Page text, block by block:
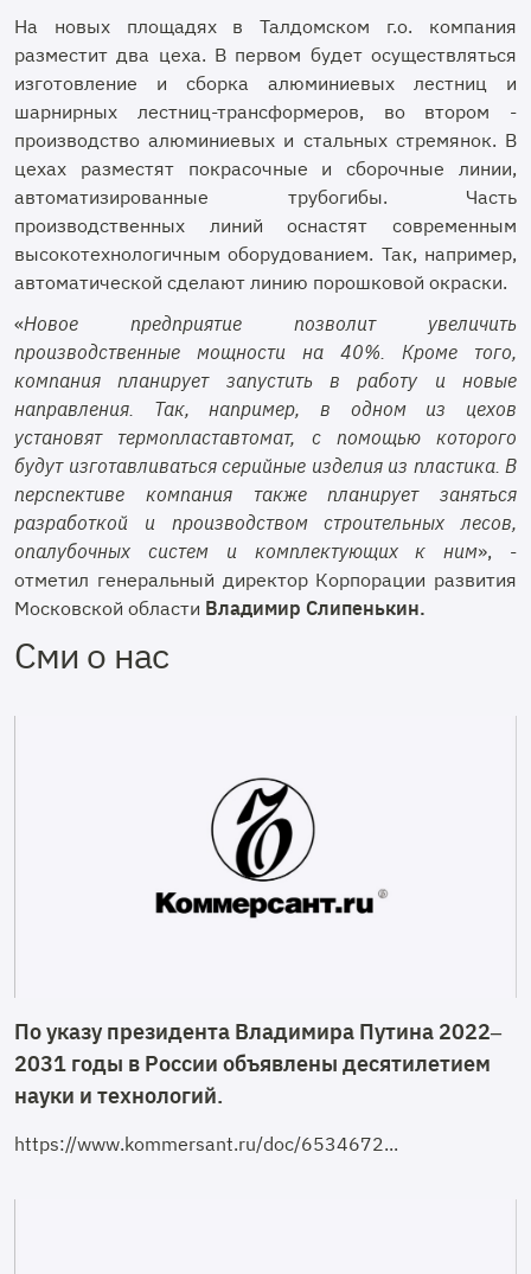
На новых площадях в Талдомском г.о. компания
разместит два цеха. В первом будет осуществляться
изготовление и сборка алюминиевых лестниц и
шарнирных лестниц-трансформеров, во втором -
производство алюминиевых и стальных стремянок. В
цехах разместят покрасочные и сборочные линии,
автоматизированные трубогибы. Часть
производственных линий оснастят современным
высокотехнологичным оборудованием. Так, например,
автоматической сделают линию порошковой окраски.
«Новое предприятие позволит увеличить
производственные мощности на 40%. Кроме того,
компания планирует запустить в работу и новые
направления. Так, например, в одном из цехов
установят термопластавтомат, с помощью которого
будут изготавливаться серийные изделия из пластика. В
перспективе компания также планирует заняться
разработкой и производством строительных лесов,
опалубочных систем и комплектующих к ним», -
отметил генеральный директор Корпорации развития
Московской области Владимир Слипенькин.
Сми о нас
По указу президента Владимира Путина 2022–
2031 годы в России объявлены десятилетием
науки и технологий.
https://www.kommersant.ru/doc/6534672...